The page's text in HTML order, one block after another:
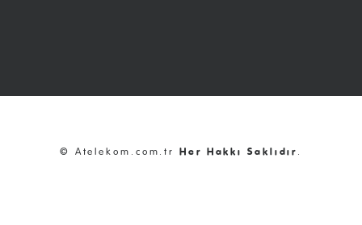
© Atelekom.com.trHer Hakkı Saklıdır .